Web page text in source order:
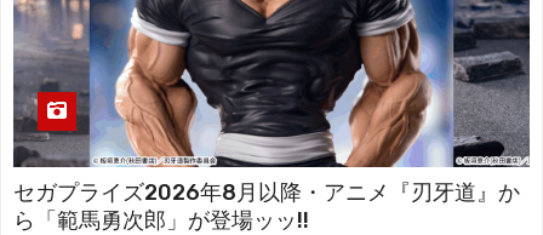
セガプライズ2026年8月以降・アニメ『刃牙道』か
ら「範馬勇次郎」が登場ッッ!!